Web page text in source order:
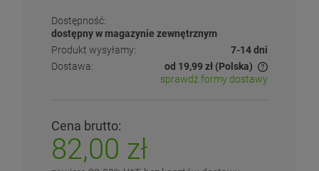
Dostępność:
dostępny w magazynie zewnętrznym
Produkt wysyłamy:
7-14 dni
Dostawa:
od 19,99 zł (Polska)
Cena nie zawiera ewentualnych kosztów płatności
sprawdź formy dostawy
Cena brutto:
82,00 zł